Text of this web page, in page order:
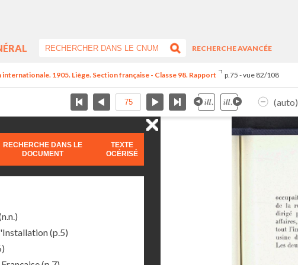
RECHERCHE AVANCÉE
1905. Liège. Section française - Classe 98. Rapport p.75 - vue 82/108
(auto)
RECHERCHE DANS LE
DOCUMENT
TEXTE
OCÉRISÉ
(p.5)